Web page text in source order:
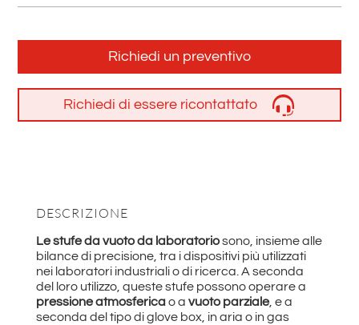
Richiedi un preventivo
Richiedi di essere ricontattato
DESCRIZIONE
Le stufe da vuoto da laboratoriosono, insieme alle
bilance di precisione, tra i dispositivi più utilizzati
nei laboratori industriali o di ricerca. A seconda
del loro utilizzo, queste stufe possono operare a
pressione atmosfericao a vuoto parziale, e a
seconda del tipo di glove box, in aria o in gas